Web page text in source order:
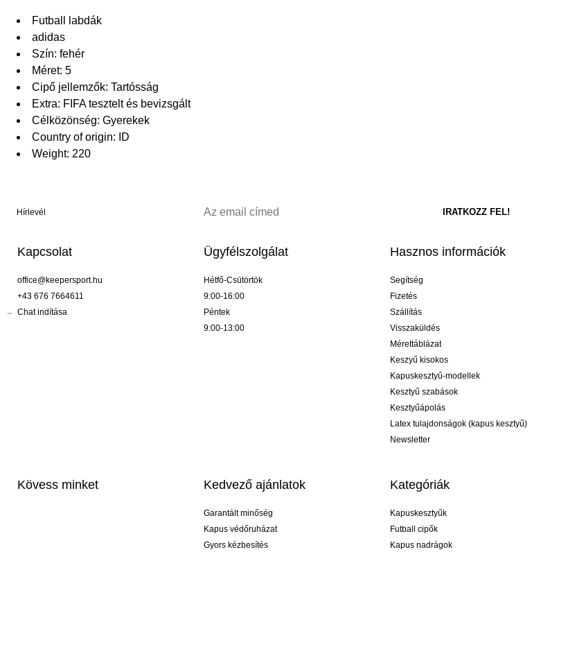
Futball labdák
adidas
Szín: fehér
Méret: 5
Cipő jellemzők: Tartósság
Extra: FIFA tesztelt és bevizsgált
Célközönség: Gyerekek
Country of origin: ID
Weight: 220
Hírlevél
Kapcsolat
office@keepersport.hu
+43 676 7664611
Chat indítása
Ügyfélszolgálat
Hétfő-Csütörtök
9:00-16:00
Péntek
9:00-13:00
Hasznos információk
Segítség
Fizetés
Szállítás
Visszaküldés
Mérettáblázat
Keszyű kisokos
Kapuskesztyű-modellek
Kesztyű szabások
Kesztyűápolás
Latex tulajdonságok (kapus kesztyű)
Newsletter
Kövess minket Kedvező ajánlatok
Garantált minőség
Kapus védőruházat
Gyors kézbesítés
Kategóriák
Kapuskesztyűk
Futball cipők
Kapus nadrágok